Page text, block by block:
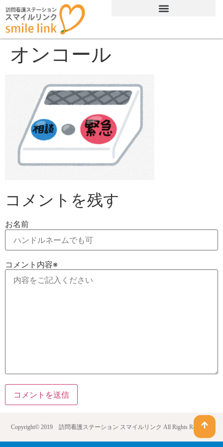
オンコール
コメントを残す
お名前
コメント内容※
Copyright© 2019 訪問看護ステーション スマイルリンク All Rights Reserved.